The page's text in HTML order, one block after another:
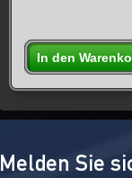
In den
Melden Sie